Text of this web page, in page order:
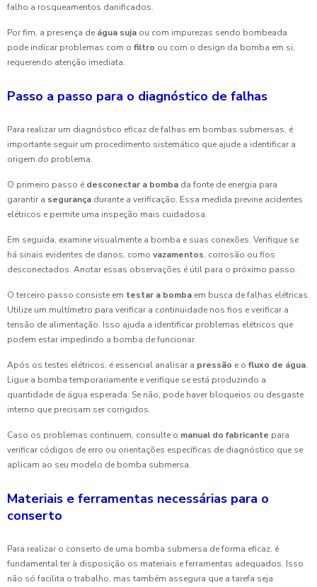
falho a rosqueamentos danificados.
Por fim, a presença de água suja ou com impurezas sendo bombeada
pode indicar problemas com o filtro ou com o design da bomba em si,
requerendo atenção imediata.
Passo a passo para o diagnóstico de falhas
Para realizar um diagnóstico eficaz de falhas em bombas submersas, é
importante seguir um procedimento sistemático que ajude a identificar a
origem do problema.
O primeiro passo é desconectar a bomba da fonte de energia para
garantir a segurança durante a verificação. Essa medida previne acidentes
elétricos e permite uma inspeção mais cuidadosa.
Em seguida, examine visualmente a bomba e suas conexões. Verifique se
há sinais evidentes de danos, como vazamentos, corrosão ou fios
desconectados. Anotar essas observações é útil para o próximo passo.
O terceiro passo consiste em testar a bomba em busca de falhas elétricas.
Utilize um multímetro para verificar a continuidade nos fios e verificar a
tensão de alimentação. Isso ajuda a identificar problemas elétricos que
podem estar impedindo a bomba de funcionar.
Após os testes elétricos, é essencial analisar a pressão e o fluxo de água.
Ligue a bomba temporariamente e verifique se está produzindo a
quantidade de água esperada. Se não, pode haver bloqueios ou desgaste
interno que precisam ser corrigidos.
Caso os problemas continuem, consulte o manual do fabricante para
verificar códigos de erro ou orientações específicas de diagnóstico que se
aplicam ao seu modelo de bomba submersa.
Materiais e ferramentas necessárias para o
conserto
Para realizar o conserto de uma bomba submersa de forma eficaz, é
fundamental ter à disposição os materiais e ferramentas adequados. Isso
não só facilita o trabalho, mas também assegura que a tarefa seja